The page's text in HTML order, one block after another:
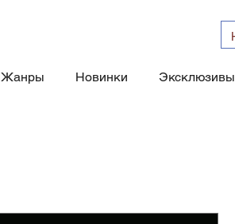
Жанры Новинки Эксклюзивы